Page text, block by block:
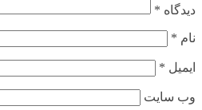
دیدگاه *
نام *
ایمیل *
وب‌ سایت